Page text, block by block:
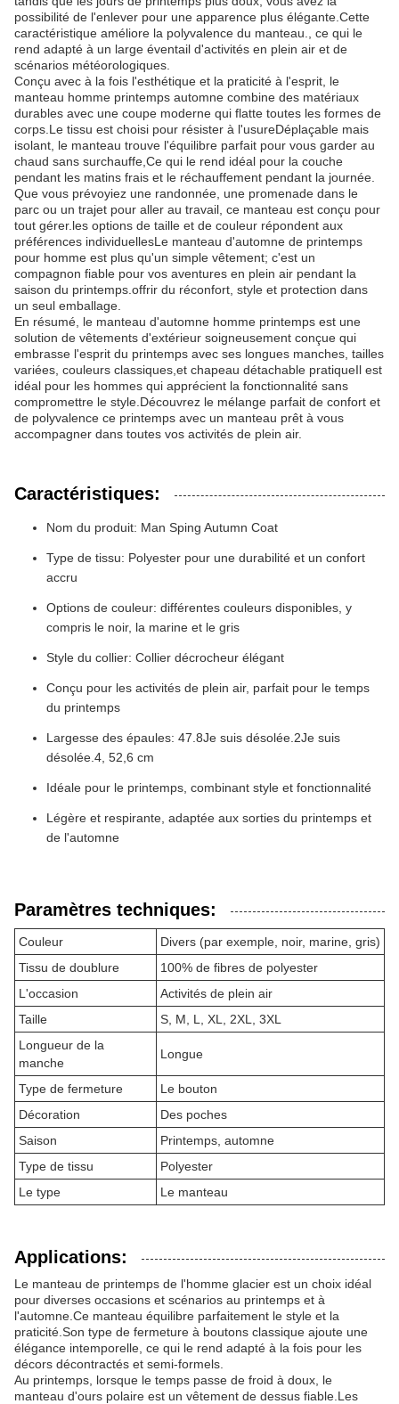
possibilité de l'enlever pour une apparence plus élégante.Cette
caractéristique améliore la polyvalence du manteau., ce qui le
rend adapté à un large éventail d'activités en plein air et de
scénarios météorologiques.
Conçu avec à la fois l'esthétique et la praticité à l'esprit, le
manteau homme printemps automne combine des matériaux
durables avec une coupe moderne qui flatte toutes les formes de
corps.Le tissu est choisi pour résister à l'usureDéplaçable mais
isolant, le manteau trouve l'équilibre parfait pour vous garder au
chaud sans surchauffe,Ce qui le rend idéal pour la couche
pendant les matins frais et le réchauffement pendant la journée.
Que vous prévoyiez une randonnée, une promenade dans le
parc ou un trajet pour aller au travail, ce manteau est conçu pour
tout gérer.les options de taille et de couleur répondent aux
préférences individuellesLe manteau d'automne de printemps
pour homme est plus qu'un simple vêtement; c'est un
compagnon fiable pour vos aventures en plein air pendant la
saison du printemps.offrir du réconfort, style et protection dans
un seul emballage.
En résumé, le manteau d'automne homme printemps est une
solution de vêtements d'extérieur soigneusement conçue qui
embrasse l'esprit du printemps avec ses longues manches, tailles
variées, couleurs classiques,et chapeau détachable pratiqueIl est
idéal pour les hommes qui apprécient la fonctionnalité sans
compromettre le style.Découvrez le mélange parfait de confort et
de polyvalence ce printemps avec un manteau prêt à vous
accompagner dans toutes vos activités de plein air.
Caractéristiques:
Nom du produit: Man Sping Autumn Coat
Type de tissu: Polyester pour une durabilité et un confort
accru
Options de couleur: différentes couleurs disponibles, y
compris le noir, la marine et le gris
Style du collier: Collier décrocheur élégant
Conçu pour les activités de plein air, parfait pour le temps
du printemps
Largesse des épaules: 47.8Je suis désolée.2Je suis
désolée.4, 52,6 cm
Idéale pour le printemps, combinant style et fonctionnalité
Légère et respirante, adaptée aux sorties du printemps et
de l'automne
Paramètres techniques:
Couleur
Divers (par exemple, noir, marine, gris)
Tissu de doublure
100% de fibres de polyester
L'occasion
Activités de plein air
Taille
S, M, L, XL, 2XL, 3XL
Longueur de la
manche
Longue
Type de fermeture
Le bouton
Décoration
Des poches
Saison
Printemps, automne
Type de tissu
Polyester
Le type
Le manteau
Applications:
Le manteau de printemps de l'homme glacier est un choix idéal
pour diverses occasions et scénarios au printemps et à
l'automne.Ce manteau équilibre parfaitement le style et la
praticité.Son type de fermeture à boutons classique ajoute une
élégance intemporelle, ce qui le rend adapté à la fois pour les
décors décontractés et semi-formels.
Au printemps, lorsque le temps passe de froid à doux, le
manteau d'ours polaire est un vêtement de dessus fiable.Les